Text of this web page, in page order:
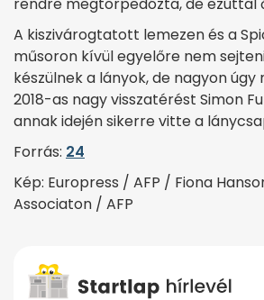
A kiszivárogtatott lemezen és a
műsoron kívül egyelőre nem
készülnek a lányok, de nagyon úgy
2018-as nagy visszatérést Simon
annak idején sikerre vitte a
Forrás: 24
Kép: Europress / AFP / Fiona
Associaton / AFP